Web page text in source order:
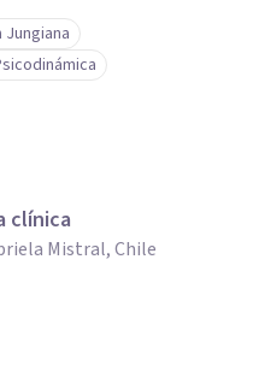
Jungiana
clínica
Mistral, Chile